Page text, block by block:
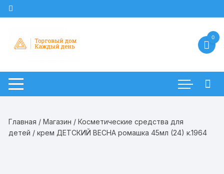
Перейти
к
0
Главная /Магазин /Косметические средства для
детей / крем ДЕТСКИЙ ВЕСНА ромашка 45мл (24) к.1964